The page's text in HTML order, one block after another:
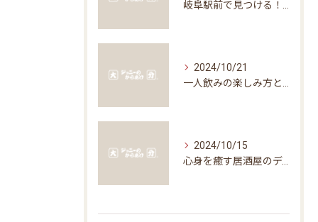
2024/10/21
2024/10/15
心身を癒す居酒屋のディナータイムの楽しみ方